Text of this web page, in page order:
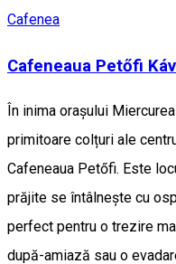
Cafenea
Cafeneaua Petőfi
În inima orașului
primitoare colțuri ale
Cafeneaua Petőfi. Este
prăjite se întâlnește cu
perfect pentru o trezire
după-amiază sau o